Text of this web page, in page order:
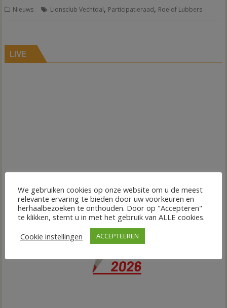
Nieuws Lionsclub Vechtdal, Participatieraad, Roelof Lubbers
LIVE
We gebruiken cookies op onze website om u de meest
relevante ervaring te bieden door uw voorkeuren en
herhaalbezoeken te onthouden. Door op "Accepteren"
te klikken, stemt u in met het gebruik van ALLE cookies.
Cookie instellingen
ACCEPTEEREN